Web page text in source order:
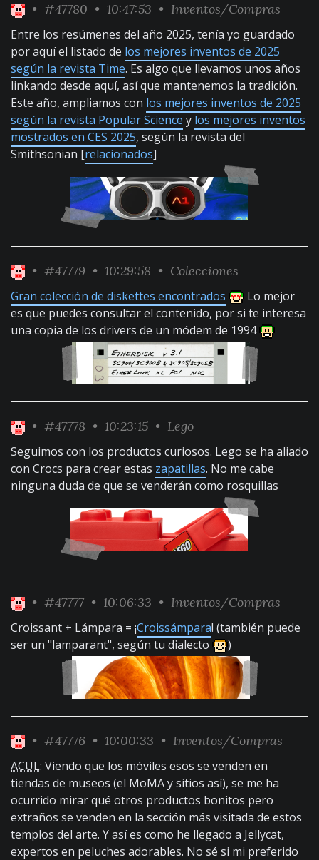
• #47780 • 10:47:53 • Inventos/Compras
Entre los resúmenes del año 2025, tenía yo guardado
por aquí el listado de los mejores inventos de 2025
según la revista Time. Es algo que llevamos unos años
linkando desde aquí, así que mantenemos la tradición.
Este año, ampliamos con los mejores inventos de 2025
según la revista Popular Science y los mejores inventos
mostrados en CES 2025, según la revista del
Smithsonian [relacionados]
• #47779 • 10:29:58 • Colecciones
Gran colección de diskettes encontrados
Lo mejor
es que puedes consultar el contenido, por si te interesa
una copia de los drivers de un módem de 1994
• #47778 • 10:23:15 • Lego
Seguimos con los productos curiosos. Lego se ha aliado
con Crocs para crear estas zapatillas. No me cabe
ninguna duda de que se venderán como rosquillas
• #47777 • 10:06:33 • Inventos/Compras
Croissant + Lámpara = ¡Croissámpara! (también puede
ser un "lamparant", según tu dialecto
)
• #47776 • 10:00:33 • Inventos/Compras
ACUL: Viendo que los móviles esos se venden en
tiendas de museos (el MoMA y sitios así), se me ha
ocurrido mirar qué otros productos bonitos pero
extraños se venden en la sección más visitada de estos
templos del arte. Y así es como he llegado a Jellycat,
expertos en peluches adorables. No sé si mi preferido